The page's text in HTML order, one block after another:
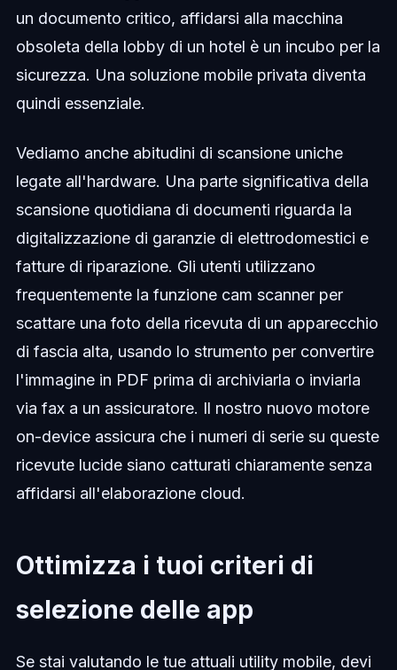
un documento critico, affidarsi alla macchina
obsoleta della lobby di un hotel è un incubo per la
sicurezza. Una soluzione mobile privata diventa
quindi essenziale.
Vediamo anche abitudini di scansione uniche
legate all'hardware. Una parte significativa della
scansione quotidiana di documenti riguarda la
digitalizzazione di garanzie di elettrodomestici e
fatture di riparazione. Gli utenti utilizzano
frequentemente la funzione cam scanner per
scattare una foto della ricevuta di un apparecchio
di fascia alta, usando lo strumento per convertire
l'immagine in PDF prima di archiviarla o inviarla
via fax a un assicuratore. Il nostro nuovo motore
on-device assicura che i numeri di serie su queste
ricevute lucide siano catturati chiaramente senza
affidarsi all'elaborazione cloud.
Ottimizza i tuoi criteri di
selezione delle app
Se stai valutando le tue attuali utility mobile, devi